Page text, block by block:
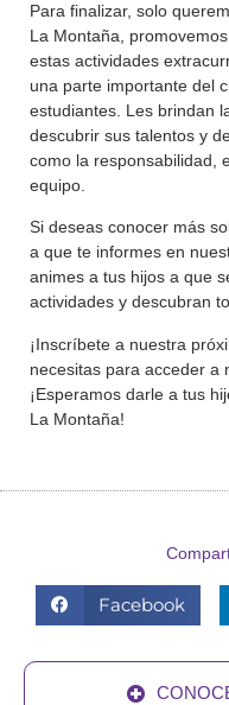
Para finalizar, solo
La Montaña,
estas actividades
una parte importante del
estudiantes. Les brindan
descubrir sus talentos y
como la responsabilidad,
equipo.
Si deseas conocer más
a que te informes en
animes a tus hijos a que
actividades y descubran
¡Inscríbete a nuestra
necesitas para acceder a
¡Esperamos darle a tus
La Montaña!
Facebook